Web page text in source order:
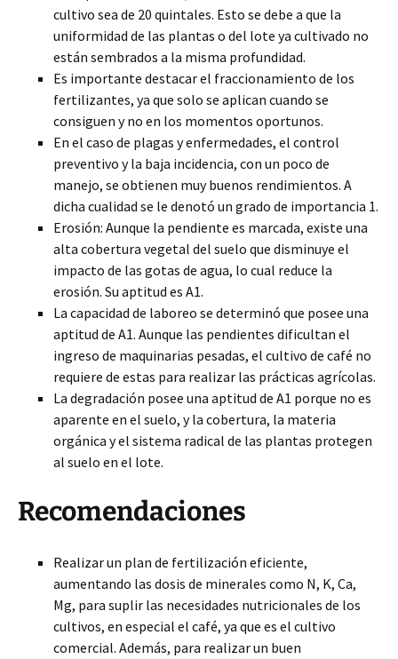
cultivo sea de 20 quintales. Esto se debe a que la
uniformidad de las plantas o del lote ya cultivado no
están sembrados a la misma profundidad.
Es importante destacar el fraccionamiento de los
fertilizantes, ya que solo se aplican cuando se
consiguen y no en los momentos oportunos.
En el caso de plagas y enfermedades, el control
preventivo y la baja incidencia, con un poco de
manejo, se obtienen muy buenos rendimientos. A
dicha cualidad se le denotó un grado de importancia 1.
Erosión: Aunque la pendiente es marcada, existe una
alta cobertura vegetal del suelo que disminuye el
impacto de las gotas de agua, lo cual reduce la
erosión. Su aptitud es A1.
La capacidad de laboreo se determinó que posee una
aptitud de A1. Aunque las pendientes dificultan el
ingreso de maquinarias pesadas, el cultivo de café no
requiere de estas para realizar las prácticas agrícolas.
La degradación posee una aptitud de A1 porque no es
aparente en el suelo, y la cobertura, la materia
orgánica y el sistema radical de las plantas protegen
al suelo en el lote.
Recomendaciones
Realizar un plan de fertilización eficiente,
aumentando las dosis de minerales como N, K, Ca,
Mg, para suplir las necesidades nutricionales de los
cultivos, en especial el café, ya que es el cultivo
comercial. Además, para realizar un buen